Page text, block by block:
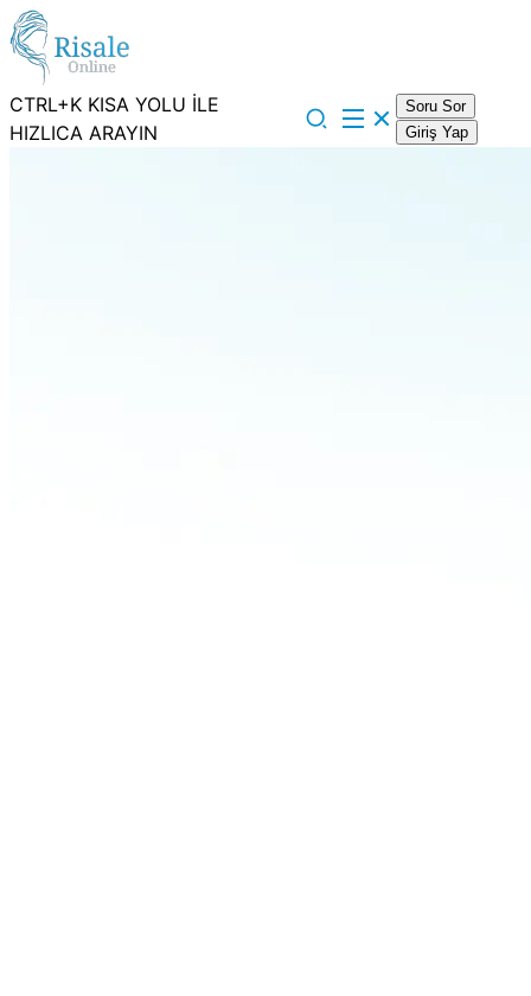
CTRL+K KISA YOLU İLE
HIZLICA ARAYIN
Soru Sor
Giriş Yap